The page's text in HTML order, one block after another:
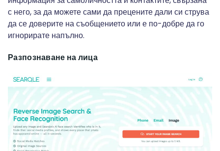
с него, за да можете сами да прецените дали си струва
да се доверите на съобщението или е по-добре да го
игнорирате напълно.
Разпознаване на лица